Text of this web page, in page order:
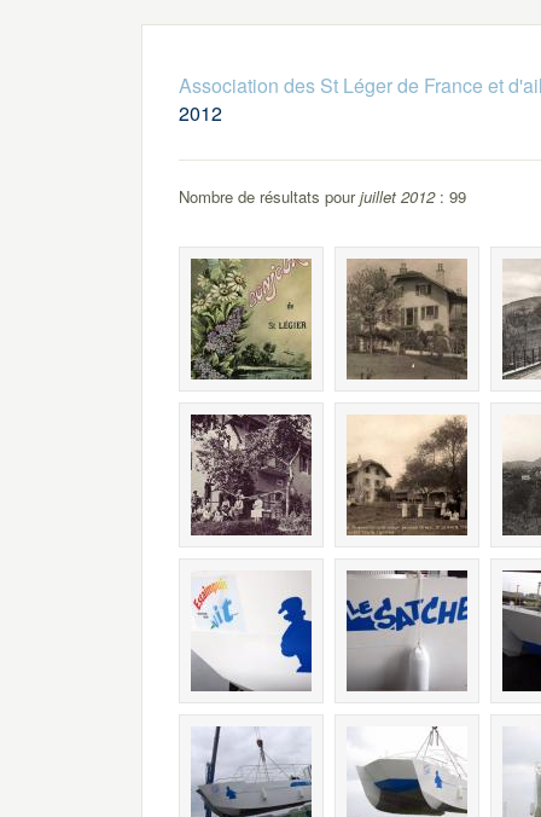
Association des St Léger de France et
2012
Nombre de résultats pourjuillet 2012: 99